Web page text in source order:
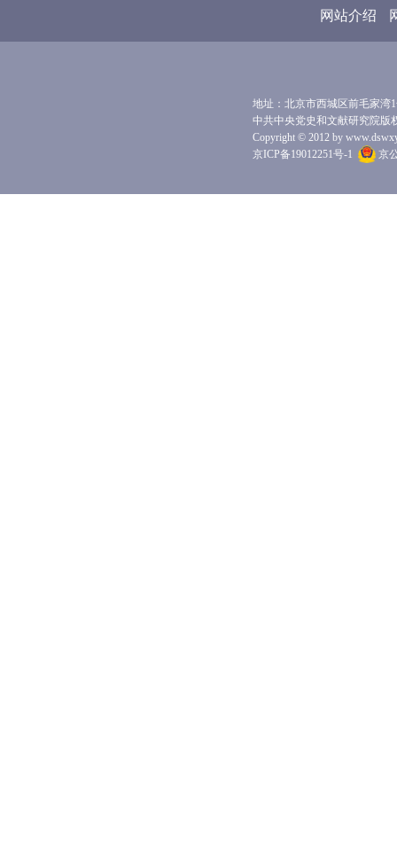
议等方式，努力在巩固传统优势的基础上，拓宽
国哲学社会科学事业贡献一份绵薄之力。
网站介绍
地址：北京市西城区前毛家湾
中共中央党史和文献研究院版
Copyright © 2012 by
京ICP备19012251号-1
京